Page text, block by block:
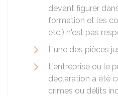
devant figurer
formation et les
etc.) n'est pas
L'une des pièces
L'entreprise ou le
déclaration a été
crimes ou délits